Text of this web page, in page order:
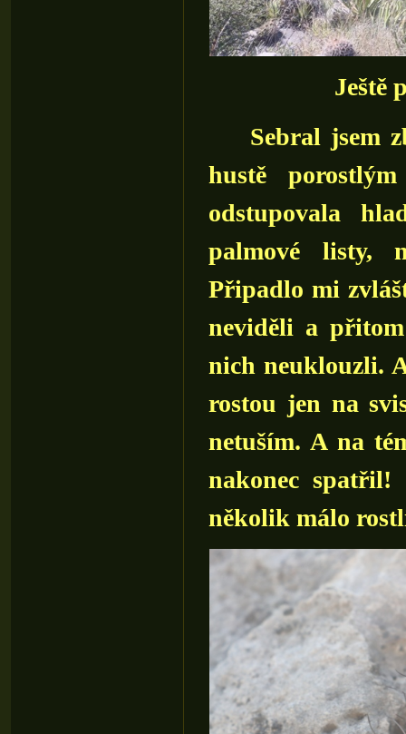
Ještě
Sebral jsem
hustě
odstupovala
palmové listy,
Připadlo mi
neviděli a
nich neuklouzli.
rostou jen na
netuším. A na
nakonec
několik málo